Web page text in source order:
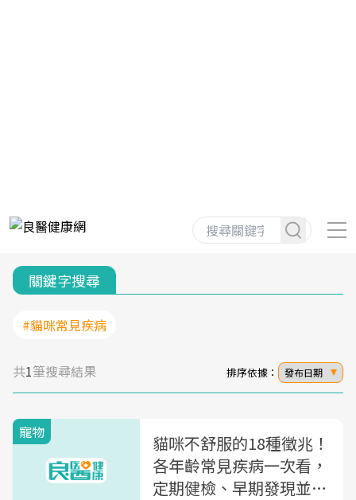
關鍵字搜尋
#貓咪常見疾病
共1筆搜尋結果 排序依據： 發布日期
寵物
貓咪不舒服的18種徵兆！
各年齡常見疾病一次看，
定期健檢、早期發現並預